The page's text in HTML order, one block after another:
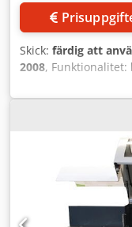
Skick: färdig att
2008, Funktionalitet:
kapautomat /
Tillverkningsår: 09/
sågautomat med
driftsäkerhet, * Lågt
Anvjf Lämplig för
mängder små
Sågautomaten kan
överenskommelse.